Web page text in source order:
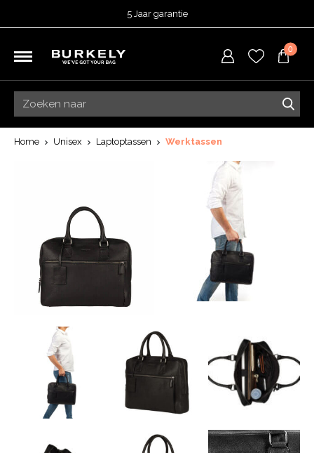
5 Jaar garantie
Besteld voor 15:00 = vandaag verzonden.
0
Home Unisex Laptoptassen Werktassen